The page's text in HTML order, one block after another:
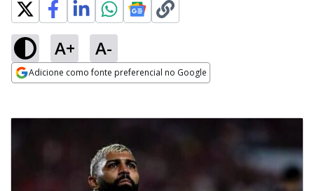
A+ A-
Adicione como fonte preferencial no Google